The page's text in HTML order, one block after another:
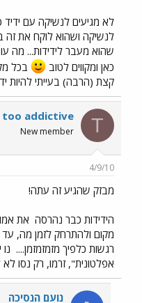
לא מגיעים לנשיקה עם
לנשיקה ושהוא לוקח את
שהוא מעבר לידידות... מה
כאן ומקווים לטוב
בכל
קצת (הרבה) בעייתי להיות
T
too addictive
New member
4/9/10
מבזק שהגיע זה עתה!
הידידות כבר נהרסה את
מקום ולהתרחק לזמן מה, עד
רגשות כלפיך מזמזמזמן....
אפלטונית", זרמו, רק נסו
נועם הנסיכה